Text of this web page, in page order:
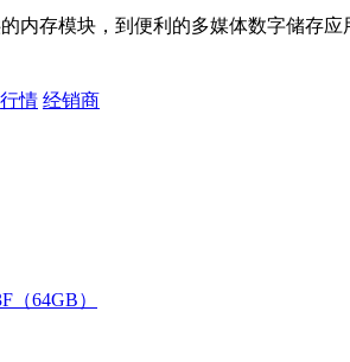
存模块，到便利的多媒体数字储存应
行情 经销商
（64GB）